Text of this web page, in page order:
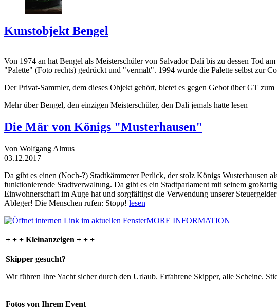
Kunstobjekt Bengel
Von 1974 an hat Bengel als Meisterschüler von Salvador Dali bis zu dessen Tod
"Palette" (Foto rechts) gedrückt und "vermalt". 1994 wurde die Palette selbst zur
Der Privat-Sammler, dem dieses Objekt gehört, bietet es gegen Gebot über GT
Mehr über Bengel, den einzigen Meisterschüler, den Dali jemals hatte lesen
Die Mär von Königs "Musterhausen"
Von Wolfgang Almus
03.12.2017
Da gibt es einen (Noch-?) Stadtkämmerer Perlick, der stolz Königs Wusterhausen
funktionierende Stadtverwaltung. Da gibt es ein Stadtparlament mit seinem
Einwohnerschaft im Auge hat und sorgfältigst die Verwendung unserer
Ableger! Die Menschen rufen: Stopp! lesen
MORE INFORMATION
+ + + Kleinanzeigen + + +
Skipper gesucht?
Wir führen Ihre Yacht sicher durch den Urlaub. Erfahrene Skipper, alle Scheine.
Fotos von Ihrem Event